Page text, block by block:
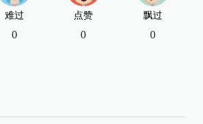
难过
0
点赞
0
飘过
0